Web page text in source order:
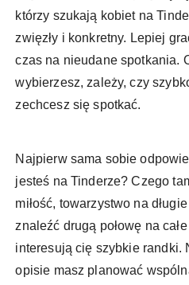
którzy szukają kobiet na
zwięzły i konkretny. Lepiej
czas na nieudane spotkania.
wybierzesz, zależy, czy
zechcesz się spotkać.
Najpierw sama sobie
jesteś na Tinderze? Czego
miłość, towarzystwo na
znaleźć drugą połowę na
interesują cię szybkie randki.
opisie masz planować